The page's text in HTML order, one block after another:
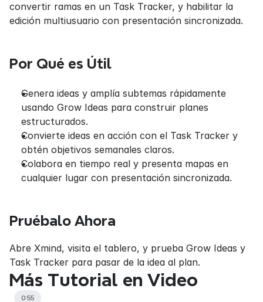
convertir ramas en un Task Tracker, y habilitar la
edición multiusuario con presentación sincronizada.
Por Qué es Útil
Genera ideas y amplía subtemas rápidamente
usando Grow Ideas para construir planes
estructurados.
Convierte ideas en acción con el Task Tracker y
obtén objetivos semanales claros.
Colabora en tiempo real y presenta mapas en
cualquier lugar con presentación sincronizada.
Pruébalo Ahora
Abre Xmind, visita el tablero, y prueba Grow Ideas y
Task Tracker para pasar de la idea al plan.
Más Tutorial en Video
0:55